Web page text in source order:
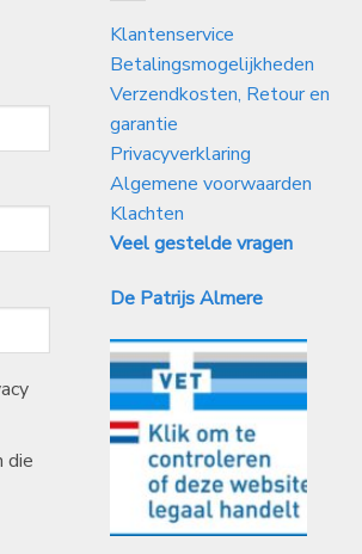
die
Klantenservice
Betalingsmogelijkheden
Verzendkosten, Retour en
garantie
Privacyverklaring
Algemene voorwaarden
Klachten
Veel gestelde vragen
De Patrijs Almere